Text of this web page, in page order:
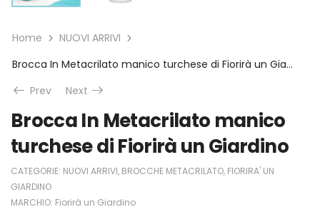
Home
NUOVI ARRIVI
Brocca In Metacrilato manico turchese di Fiorirà un Giardino
Prev
Next
Brocca In Metacrilato manico
turchese di Fiorirà un Giardino
CATEGORIE: NUOVI ARRIVI, BROCCHE METACRILATO, FIORIRA' UN
GIARDINO
MARCHIO: Fiorirà un Giardino